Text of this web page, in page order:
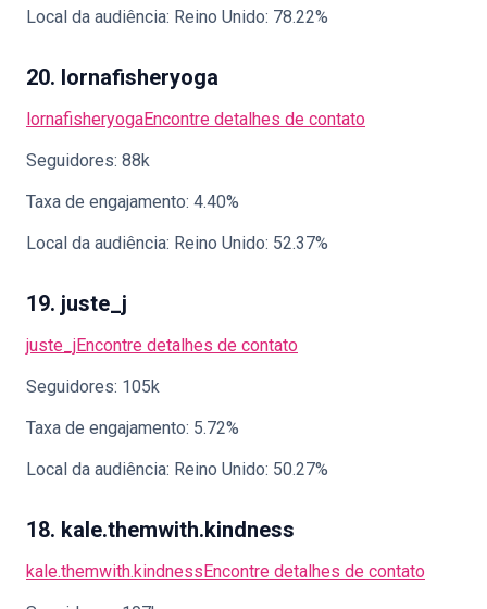
Local da audiência: Reino Unido: 78.22%
20. lornafisheryoga
lornafisheryogaEncontre detalhes de contato
Seguidores: 88k
Taxa de engajamento: 4.40%
Local da audiência: Reino Unido: 52.37%
19. juste_j
juste_jEncontre detalhes de contato
Seguidores: 105k
Taxa de engajamento: 5.72%
Local da audiência: Reino Unido: 50.27%
18. kale.themwith.kindness
kale.themwith.kindnessEncontre detalhes de contato